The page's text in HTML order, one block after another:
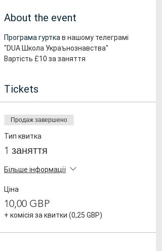
About the event
Програма гуртка в нашому телеграмі
"DUA Школа Украънознавства"
Вартість £10 за заняття
Tickets
Продаж завершено
Тип квитка
1 заняття
Більше інформації
Ціна
10,00 GBP
+ комісія за квитки (0,25 GBP)